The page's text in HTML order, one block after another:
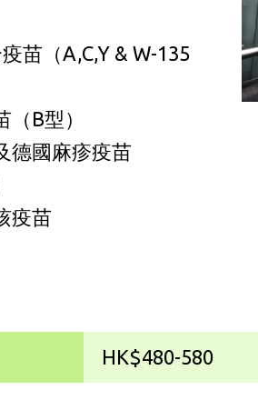
苗（A,C,Y & W-135
B型）
德國麻疹疫苗
疫苗
HK$480-580